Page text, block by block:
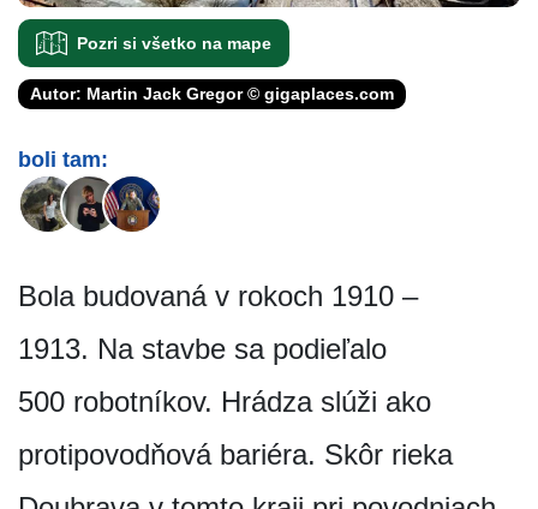
Pozri si všetko na mape
Autor: Martin Jack Gregor © gigaplaces.com
boli tam:
Bola budovaná v rokoch 1910 –
1913. Na stavbe sa podieľalo
500 robotníkov. Hrádza slúži ako
protipovodňová bariéra. Skôr rieka